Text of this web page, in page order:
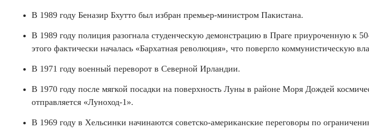
В 1989 году Беназир Бхутто был избран премьер-министром Пакистана.
В 1989 году полиция разогнала студенческую демонстрацию в Праге приуроченную к
этого фактически началась «Бархатная революция», что повергло коммунистическую
В 1971 году военный переворот в Северной Ирландии.
В 1970 году после мягкой посадки на поверхность Луны в районе Моря Дождей
отправляется «Луноход-1».
В 1969 году в Хельсинки начинаются советско-американские переговоры по